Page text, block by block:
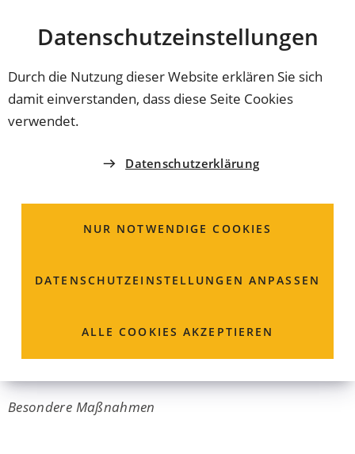
Datenschutz­einstellungen
Durch die Nutzung dieser Website erklären Sie sich
damit einverstanden, dass diese Seite Cookies
verwendet.
Datenschutzerklärung
NUR NOTWENDIGE COOKIES
DATENSCHUTZ­EINSTELLUNGEN ANPASSEN
ALLE COOKIES AKZEPTIEREN
INHALT ANSPRINGEN
Coburg
Umstellung der
Straßenbeleuchtung
Besondere Maßnahmen